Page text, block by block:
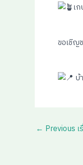
เ
ขอเชิญ
บ้
← Previous เ